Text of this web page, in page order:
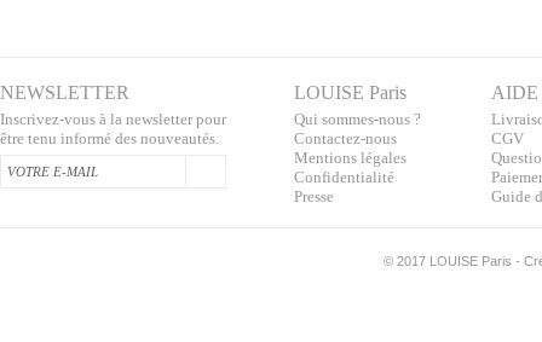
NEWSLETTER
Inscrivez-vous à la newsletter pour
être tenu informé des nouveautés.
LOUISE Paris
Qui sommes-nous ?
Contactez-nous
Mentions légales
Confidentialité
Presse
AIDE
CGV
Guide
© 2017 LOUISE Paris -